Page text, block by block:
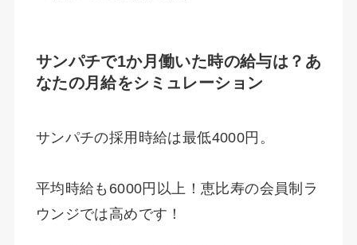
サンパチで1か月働いた時の給与は？あ
なたの月給をシミュレーション
サンパチの採用時給は最低4000円。
平均時給も6000円以上！恵比寿の会員制ラ
ウンジでは高めです！